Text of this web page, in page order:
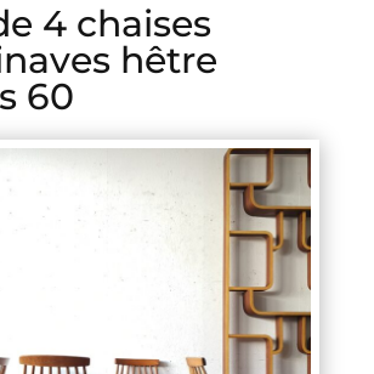
4 chaises
hêtre
60